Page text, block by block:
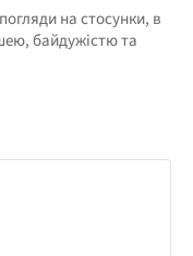
на стосунки, в
байдужістю та